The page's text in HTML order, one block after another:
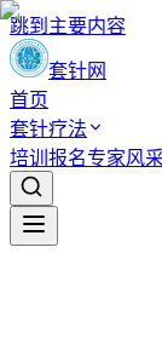
跳到主要内容
套针网
首页
套针疗法
培训报名专家风采